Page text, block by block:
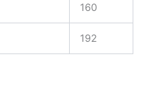
160
192